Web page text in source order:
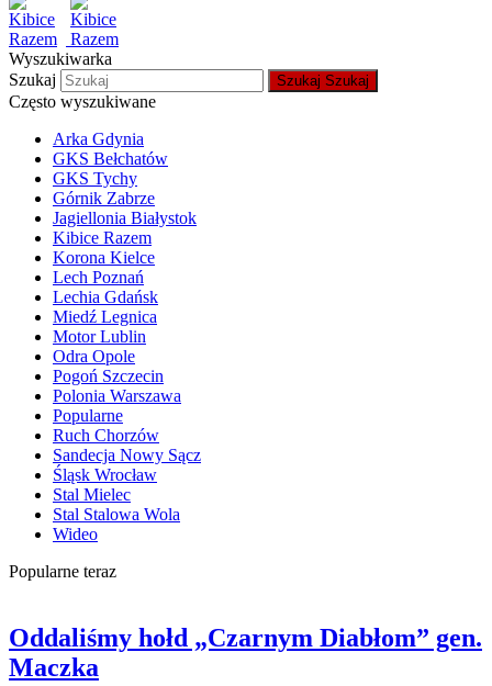
Wyszukiwarka
Szukaj
Szukaj Szukaj
Często wyszukiwane
Arka Gdynia
GKS Bełchatów
GKS Tychy
Górnik Zabrze
Jagiellonia Białystok
Kibice Razem
Korona Kielce
Lech Poznań
Lechia Gdańsk
Miedź Legnica
Motor Lublin
Odra Opole
Pogoń Szczecin
Polonia Warszawa
Popularne
Ruch Chorzów
Sandecja Nowy Sącz
Śląsk Wrocław
Stal Mielec
Stal Stalowa Wola
Wideo
Popularne teraz
Oddaliśmy hołd „Czarnym Diabłom” gen.
Maczka